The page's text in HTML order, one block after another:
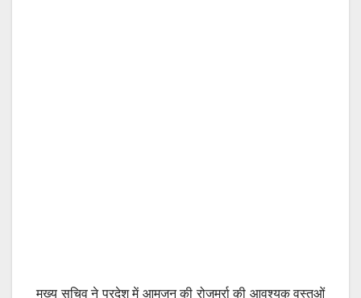
मुख्य सचिव ने प्रदेश में आमजन की रोजमर्रा की आवश्यक वस्तुओं